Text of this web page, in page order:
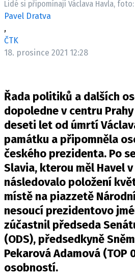
Pošlete e-mail na
INZERCE
OSOBNÍ ÚDAJE /
VOLNÁ
Provozovatelem
INCORP MEDIA GROUP
Lidé si připomínají Václava Havla, foto:
Pavel Dratva
,
ČTK
18. prosince 2021 12:28
Řada politiků a dalších
dopoledne v centru
deseti let od úmrtí
památku a připomněla
českého prezidenta. Po
Slavia, kterou měl Havel
následovalo položení
místě na piazzetě
nesoucí prezidentovo
zúčastnil předseda
(ODS), předsedkyně
Pekarová Adamová (TOP
osobností.